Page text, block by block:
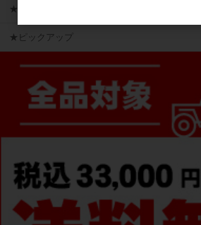
★かえるのピクルス ライセンス商品
★ピックアップ